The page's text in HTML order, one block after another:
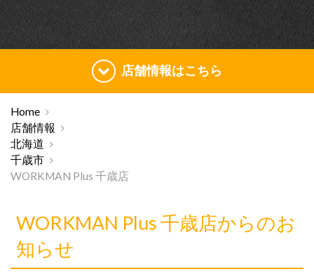
店舗情報はこちら
Home
店舗情報
北海道
千歳市
WORKMAN Plus 千歳店
WORKMAN Plus 千歳店からのお
知らせ